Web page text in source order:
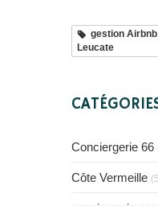
gestion
Leucate
Conciergerie 66
Côte Vermeille